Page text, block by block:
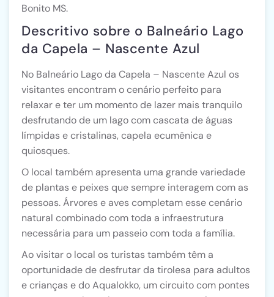
Bonito MS.
Descritivo sobre o Balneário Lago
da Capela – Nascente Azul
No Balneário Lago da Capela – Nascente Azul os
visitantes encontram o cenário perfeito para
relaxar e ter um momento de lazer mais tranquilo
desfrutando de um lago com cascata de águas
límpidas e cristalinas, capela ecumênica e
quiosques.
O local também apresenta uma grande variedade
de plantas e peixes que sempre interagem com as
pessoas. Árvores e aves completam esse cenário
natural combinado com toda a infraestrutura
necessária para um passeio com toda a família.
Ao visitar o local os turistas também têm a
oportunidade de desfrutar da tirolesa para adultos
e crianças e do Aqualokko, um circuito com pontes